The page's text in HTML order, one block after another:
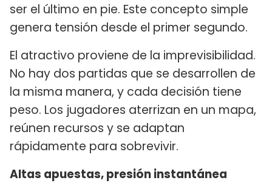
ser el último en pie. Este concepto simple
genera tensión desde el primer segundo.
El atractivo proviene de la imprevisibilidad.
No hay dos partidas que se desarrollen de
la misma manera, y cada decisión tiene
peso. Los jugadores aterrizan en un mapa,
reúnen recursos y se adaptan
rápidamente para sobrevivir.
Altas apuestas, presión instantánea